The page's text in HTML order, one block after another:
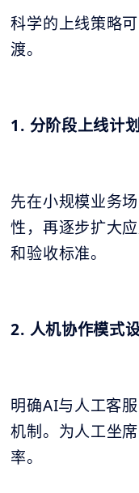
科学的上线策略
渡。
1. 分阶段上线计划
先在小规模业务
性，再逐步扩大
和验收标准。
2. 人机协作模式
明确AI与人工客
机制。为人工坐
率。